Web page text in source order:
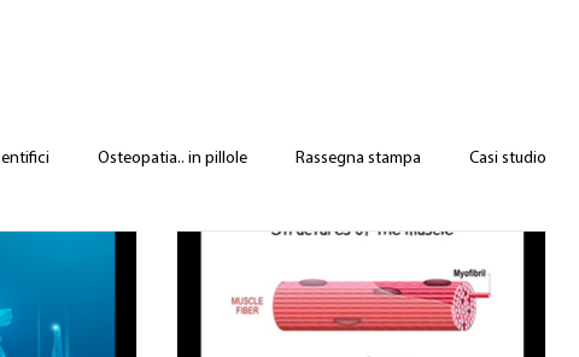
Osteopatia.. in pillole Rassegna stampa Casi studio